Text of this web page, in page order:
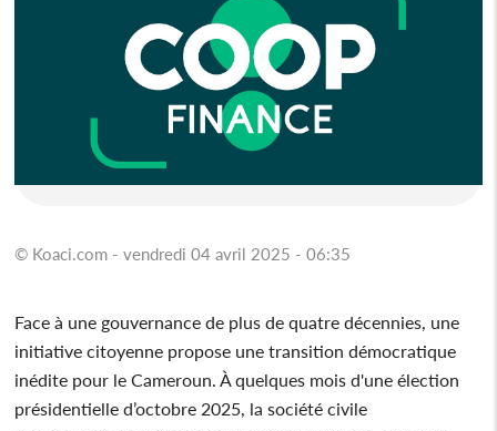
© Koaci.com - vendredi 04 avril 2025 - 06:35
Face à une gouvernance de plus de quatre décennies, une
initiative citoyenne propose une transition démocratique
inédite pour le Cameroun. À quelques mois d'une élection
présidentielle d’octobre 2025, la société civile